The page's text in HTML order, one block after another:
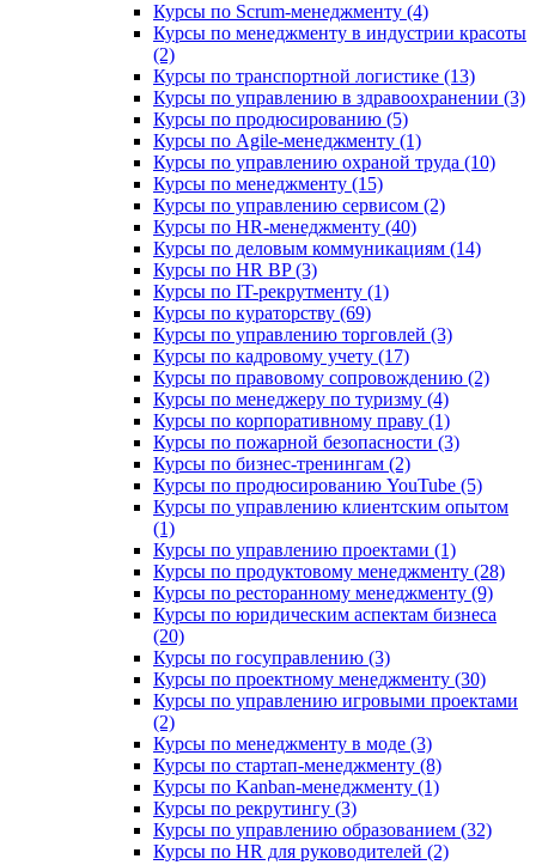
Курсы по Scrum-менеджменту (4)
Курсы по менеджменту в индустрии красоты
(2)
Курсы по транспортной логистике (13)
Курсы по управлению в здравоохранении (3)
Курсы по продюсированию (5)
Курсы по Agile-менеджменту (1)
Курсы по управлению охраной труда (10)
Курсы по менеджменту (15)
Курсы по управлению сервисом (2)
Курсы по HR-менеджменту (40)
Курсы по деловым коммуникациям (14)
Курсы по HR BP (3)
Курсы по IT-рекрутменту (1)
Курсы по кураторству (69)
Курсы по управлению торговлей (3)
Курсы по кадровому учету (17)
Курсы по правовому сопровождению (2)
Курсы по менеджеру по туризму (4)
Курсы по корпоративному праву (1)
Курсы по пожарной безопасности (3)
Курсы по бизнес-тренингам (2)
Курсы по продюсированию YouTube (5)
Курсы по управлению клиентским опытом
(1)
Курсы по управлению проектами (1)
Курсы по продуктовому менеджменту (28)
Курсы по ресторанному менеджменту (9)
Курсы по юридическим аспектам бизнеса
(20)
Курсы по госуправлению (3)
Курсы по проектному менеджменту (30)
Курсы по управлению игровыми проектами
(2)
Курсы по менеджменту в моде (3)
Курсы по стартап-менеджменту (8)
Курсы по Kanban-менеджменту (1)
Курсы по рекрутингу (3)
Курсы по управлению образованием (32)
Курсы по HR для руководителей (2)